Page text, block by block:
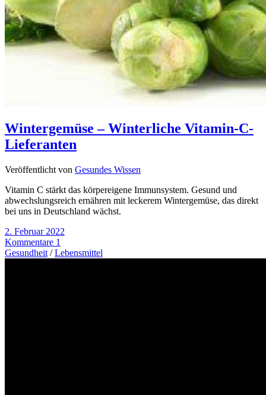
Wintergemüse – Winterliche Vitamin-C-
Lieferanten
Veröffentlicht von Gesundes Wissen
Vitamin C stärkt das körpereigene Immunsystem. Gesund und
abwechslungsreich ernähren mit leckerem Wintergemüse, das direkt
bei uns in Deutschland wächst.
2. Februar 2022
Kommentare 1
Gesundheit /Lebensmittel